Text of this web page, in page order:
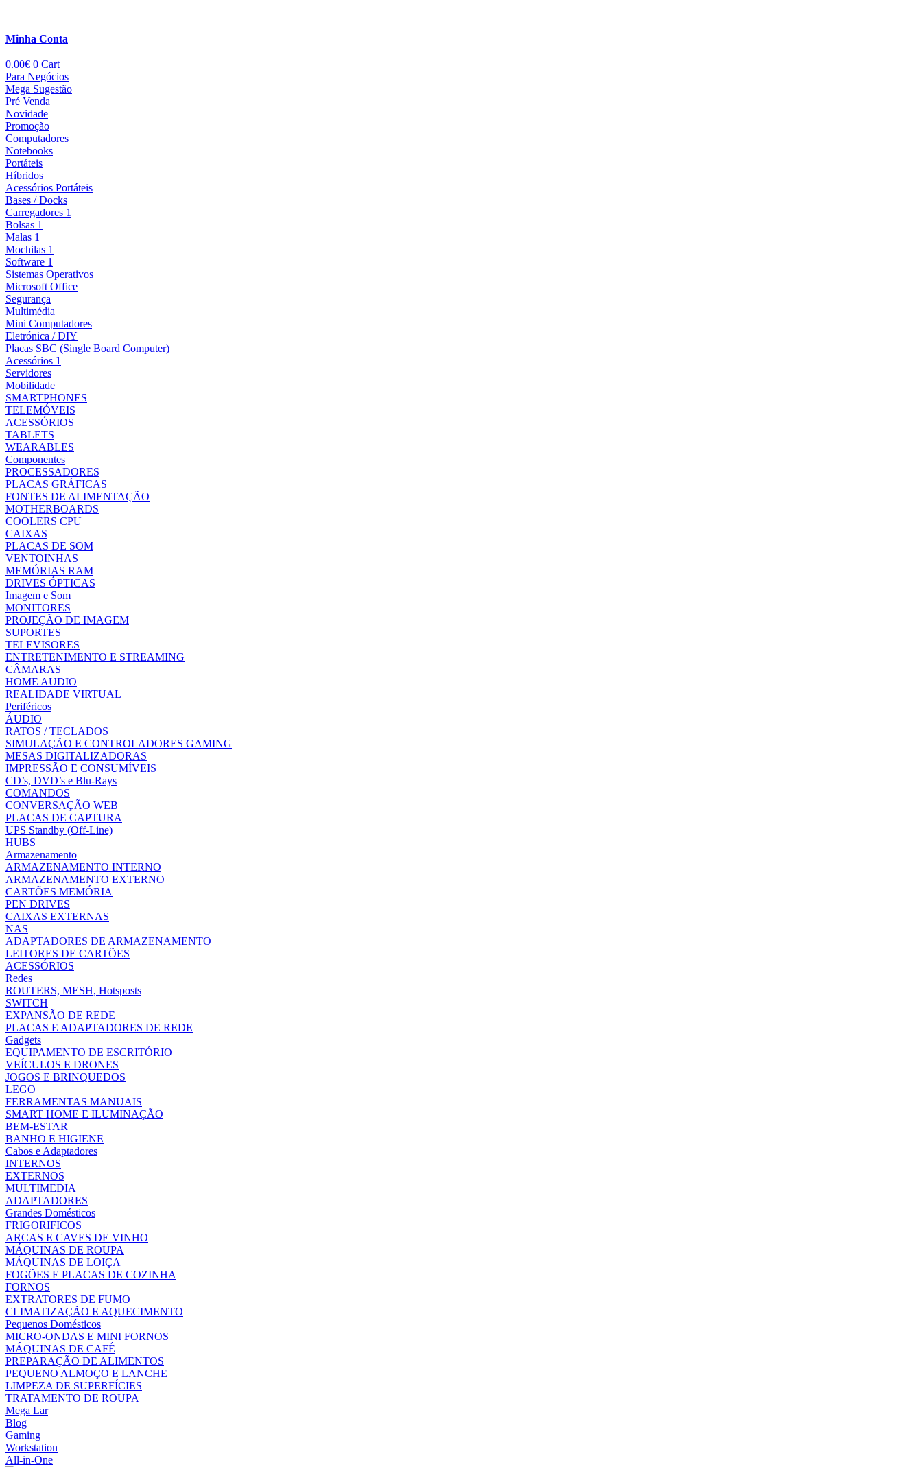
Minha Conta
0.00€ 0 Cart
Para Negócios
Mega Sugestão
Pré Venda
Novidade
Promoção
Computadores
Notebooks
Portáteis
Híbridos
Acessórios Portáteis
Bases / Docks
Carregadores 1
Bolsas 1
Malas 1
Mochilas 1
Software 1
Sistemas Operativos
Microsoft Office
Segurança
Multimédia
Mini Computadores
Eletrónica / DIY
Placas SBC (Single Board Computer)
Acessórios 1
Servidores
Mobilidade
SMARTPHONES
TELEMÓVEIS
ACESSÓRIOS
TABLETS
WEARABLES
Componentes
PROCESSADORES
PLACAS GRÁFICAS
FONTES DE ALIMENTAÇÃO
MOTHERBOARDS
COOLERS CPU
CAIXAS
PLACAS DE SOM
VENTOINHAS
MEMÓRIAS RAM
DRIVES ÓPTICAS
Imagem e Som
MONITORES
PROJEÇÃO DE IMAGEM
SUPORTES
TELEVISORES
ENTRETENIMENTO E STREAMING
CÂMARAS
HOME AUDIO
REALIDADE VIRTUAL
Periféricos
ÁUDIO
RATOS / TECLADOS
SIMULAÇÃO E CONTROLADORES GAMING
MESAS DIGITALIZADORAS
IMPRESSÃO E CONSUMÍVEIS
CD’s, DVD’s e Blu-Rays
COMANDOS
CONVERSAÇÃO WEB
PLACAS DE CAPTURA
UPS Standby (Off-Line)
HUBS
Armazenamento
ARMAZENAMENTO INTERNO
ARMAZENAMENTO EXTERNO
CARTÕES MEMÓRIA
PEN DRIVES
CAIXAS EXTERNAS
NAS
ADAPTADORES DE ARMAZENAMENTO
LEITORES DE CARTÕES
ACESSÓRIOS
Redes
ROUTERS, MESH, Hotsposts
SWITCH
EXPANSÃO DE REDE
PLACAS E ADAPTADORES DE REDE
Gadgets
EQUIPAMENTO DE ESCRITÓRIO
VEÍCULOS E DRONES
JOGOS E BRINQUEDOS
LEGO
FERRAMENTAS MANUAIS
SMART HOME E ILUMINAÇÃO
BEM-ESTAR
BANHO E HIGIENE
Cabos e Adaptadores
INTERNOS
EXTERNOS
MULTIMEDIA
ADAPTADORES
Grandes Domésticos
FRIGORIFICOS
ARCAS E CAVES DE VINHO
MÁQUINAS DE ROUPA
MÁQUINAS DE LOIÇA
FOGÕES E PLACAS DE COZINHA
FORNOS
EXTRATORES DE FUMO
CLIMATIZAÇÃO E AQUECIMENTO
Pequenos Domésticos
MICRO-ONDAS E MINI FORNOS
MÁQUINAS DE CAFÉ
PREPARAÇÃO DE ALIMENTOS
PEQUENO ALMOÇO E LANCHE
LIMPEZA DE SUPERFÍCIES
TRATAMENTO DE ROUPA
Mega Lar
Blog
Gaming
Workstation
All-in-One